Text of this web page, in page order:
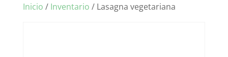
Inicio / Inventario / Lasagna vegetariana